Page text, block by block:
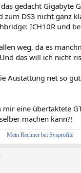
gedacht Gigabyte
zum DS3 nicht ganz
ICH10R und
weg, da es
das will ich nicht
Austattung net so
mir eine übertaktete
machen kann?!
Mein Rechner bei Sysprofile